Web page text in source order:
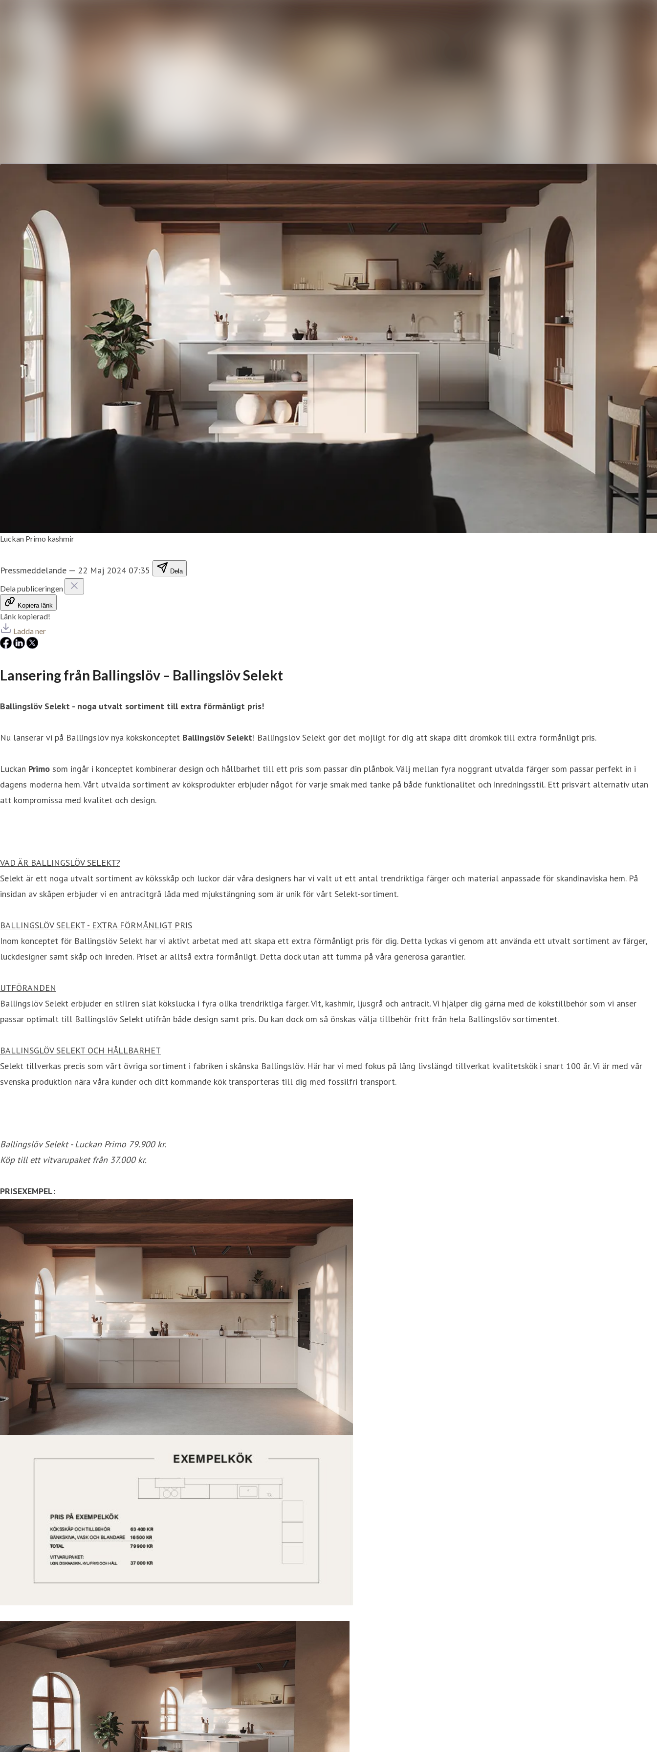
Luckan Primo kashmir
Pressmeddelande — 22 Maj 2024 07:35 Dela
Dela publiceringen
Kopiera länk
Länk kopierad!
Ladda ner
Lansering från Ballingslöv – Ballingslöv Selekt
Ballingslöv Selekt - noga utvalt sortiment till extra förmånligt pris!
Nu lanserar vi på Ballingslöv nya kökskonceptet Ballingslöv Selekt! Ballingslöv Selekt gör det möjligt för dig att skapa ditt drömkök till extra förmånligt pris.
Luckan Primo som ingår i konceptet kombinerar design och hållbarhet till ett pris som passar din plånbok. Välj mellan fyra noggrant utvalda färger som passar perfekt in i
dagens moderna hem. Vårt utvalda sortiment av köksprodukter erbjuder något för varje smak med tanke på både funktionalitet och inredningsstil. Ett prisvärt alternativ utan
att kompromissa med kvalitet och design.
VAD ÄR BALLINGSLÖV SELEKT?
Selekt är ett noga utvalt sortiment av köksskåp och luckor där våra designers har vi valt ut ett antal trendriktiga färger och material anpassade för skandinaviska hem. På
insidan av skåpen erbjuder vi en antracitgrå låda med mjukstängning som är unik för vårt Selekt-sortiment.
BALLINGSLÖV SELEKT - EXTRA FÖRMÅNLIGT PRIS
Inom konceptet för Ballingslöv Selekt har vi aktivt arbetat med att skapa ett extra förmånligt pris för dig. Detta lyckas vi genom att använda ett utvalt sortiment av färger,
luckdesigner samt skåp och inreden. Priset är alltså extra förmånligt. Detta dock utan att tumma på våra generösa garantier.
UTFÖRANDEN
Ballingslöv Selekt erbjuder en stilren slät kökslucka i fyra olika trendriktiga färger. Vit, kashmir, ljusgrå och antracit. Vi hjälper dig gärna med de kökstillbehör som vi anser
passar optimalt till Ballingslöv Selekt utifrån både design samt pris. Du kan dock om så önskas välja tillbehör fritt från hela Ballingslöv sortimentet.
BALLINSGLÖV SELEKT OCH HÅLLBARHET
Selekt tillverkas precis som vårt övriga sortiment i fabriken i skånska Ballingslöv. Här har vi med fokus på lång livslängd tillverkat kvalitetskök i snart 100 år. Vi är med vår
svenska produktion nära våra kunder och ditt kommande kök transporteras till dig med fossilfri transport.
Ballingslöv Selekt - Luckan Primo 79.900 kr.
Köp till ett vitvarupaket från 37.000 kr.
PRISEXEMPEL: